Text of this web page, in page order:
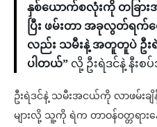
နှစ်ယောက်စလုံးကို တခြာ
ပြီး ဖမ်းတာ အခုလွတ်ရ
လည်း သမီးနဲ့ အတူတူပဲ ဦးရဲ
ပါတယ်” လို့ ဦးရဲဒင်နဲ့ နီးစ
ဦးရဲဒင်နဲ့ သမီးအငယ်ကို လာဖမ်းခ
များလို့ သူ့ကို ရဲက တာဝန်ဝတ္တရာ